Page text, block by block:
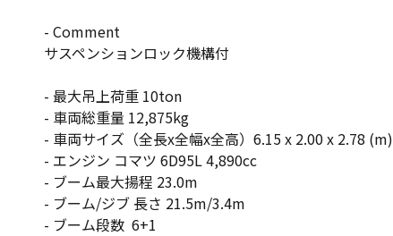
- Comment
サスペンションロック機構付
- 最大吊上荷重 10ton
- 車両総重量 12,875kg
- 車両サイズ（全長x全幅x全高）6.15 x 2.00 x 2.78 (m)
- エンジン コマツ 6D95L 4,890cc
- ブーム最大揚程 23.0m
- ブーム/ジブ 長さ 21.5m/3.4m
- ブーム段数 6+1